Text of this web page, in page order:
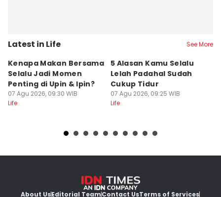
Latest in Life See More
Kenapa Makan Bersama
Selalu Jadi Momen
Penting di Upin & Ipin?
07 Agu 2026, 09:30 WIB
Life
5 Alasan Kamu Selalu
Lelah Padahal Sudah
Cukup Tidur
07 Agu 2026, 09:25 WIB
Life
About UsEditorial TeamContact UsTerms of Services